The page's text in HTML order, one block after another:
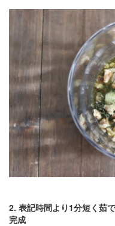
2. 表記時間より1分短く茹
完成